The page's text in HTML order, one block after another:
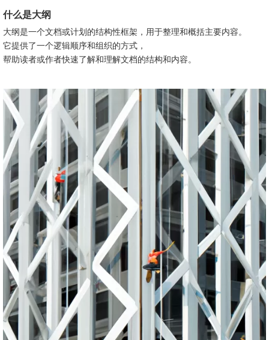
什么是大纲
大纲是一个文档或计划的结构性框架，用于整理和概括主要内容。
它提供了一个逻辑顺序和组织的方式，
帮助读者或作者快速了解和理解文档的结构和内容。